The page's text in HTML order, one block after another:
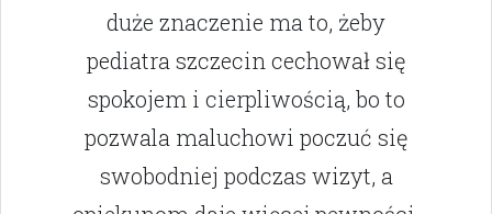
duże znaczenie ma to, żeby
pediatra szczecin cechował się
spokojem i cierpliwością, bo to
pozwala maluchowi poczuć się
swobodniej podczas wizyt, a